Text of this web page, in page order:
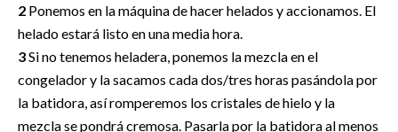
2 Ponemos en la máquina de hacer helados y accionamos. El
helado estará listo en una media hora.
3Si no tenemos heladera, ponemos la mezcla en el
congelador y la sacamos cada dos/tres horas pasándola por
la batidora, así romperemos los cristales de hielo y la
mezcla se pondrá cremosa. Pasarla por la batidora al menos